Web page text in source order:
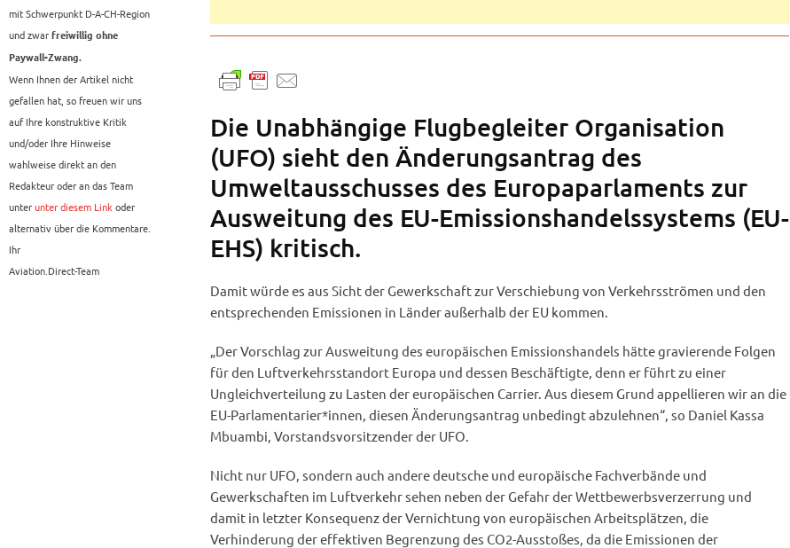
mit Schwerpunkt D-A-CH-Region
und zwar freiwillig ohne
Paywall-Zwang.
Wenn Ihnen der Artikel nicht
gefallen hat, so freuen wir uns
auf Ihre konstruktive Kritik
und/oder Ihre Hinweise
wahlweise direkt an den
Redakteur oder an das Team
unterunter diesem Linkoder
alternativ über die Kommentare.
Ihr
Aviation.Direct-Team
Die Unabhängige Flugbegleiter Organisation
(UFO) sieht den Änderungsantrag des
Umweltausschusses des Europaparlaments zur
Ausweitung des EU-Emissionshandelssystems (EU-
EHS) kritisch.
Damit würde es aus Sicht der Gewerkschaft zur Verschiebung von Verkehrsströmen und den
entsprechenden Emissionen in Länder außerhalb der EU kommen.
„Der Vorschlag zur Ausweitung des europäischen Emissionshandels hätte gravierende Folgen
für den Luftverkehrsstandort Europa und dessen Beschäftigte, denn er führt zu einer
Ungleichverteilung zu Lasten der europäischen Carrier. Aus diesem Grund appellieren wir an die
EU-Parlamentarier*innen, diesen Änderungsantrag unbedingt abzulehnen“, so Daniel Kassa
Mbuambi, Vorstandsvorsitzender der UFO.
Nicht nur UFO, sondern auch andere deutsche und europäische Fachverbände und
Gewerkschaften im Luftverkehr sehen neben der Gefahr der Wettbewerbsverzerrung und
damit in letzter Konsequenz der Vernichtung von europäischen Arbeitsplätzen, die
Verhinderung der effektiven Begrenzung des CO2-Ausstoßes, da die Emissionen der